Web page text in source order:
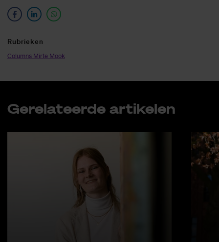
Ru­brie­ken
Columns Mirte Mook
Ge­re­la­teer­de ar­ti­ke­len